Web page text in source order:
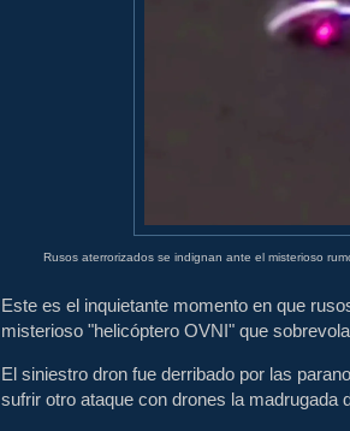
Rusos aterrorizados se indignan ante el misterioso
Este es el inquietante momento en que
misterioso "helicóptero OVNI" que
El siniestro dron fue derribado por las
sufrir otro ataque con drones la madrugada